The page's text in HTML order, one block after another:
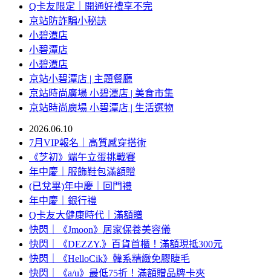
Q卡友限定｜開通好禮享不完
京站防詐騙小秘訣
小碧潭店
小碧潭店
小碧潭店
京站小碧潭店 | 主題餐廳
京站時尚廣場 小碧潭店 | 美食市集
京站時尚廣場 小碧潭店 | 生活選物
2026.06.10
7月VIP報名｜高質感穿搭術
《芝初》端午立蛋挑戰賽
年中慶｜服飾鞋包滿額贈
(已兌畢)年中慶｜回門禮
年中慶｜銀行禮
Q卡友大健康時代｜滿額贈
快閃｜《Jmoon》居家保養美容儀
快閃｜《DEZZY.》百貨首櫃！滿額現抵300元
快閃｜《HelloCik》韓系精緻免膠睫毛
快閃｜《a/u》最低75折！滿額贈品牌卡夾